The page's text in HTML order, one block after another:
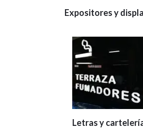
Expositores y
Letras y